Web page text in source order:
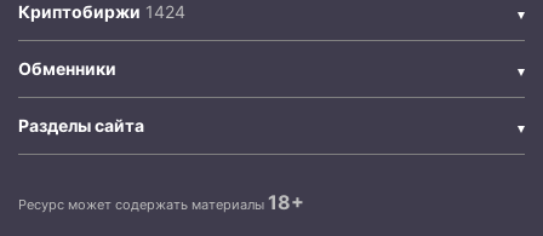
Криптобиржи
Обменники
Разделы сайта
Ресурс может содержать материалы 18+